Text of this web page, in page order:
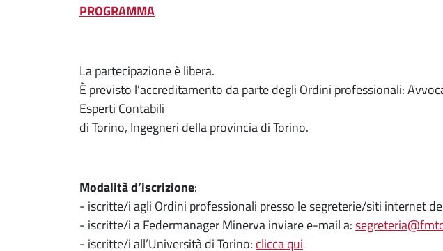
PROGRAMMA
La partecipazione è libera.
È previsto l’accreditamento da parte degli Ordini professionali:
Esperti Contabili
di Torino, Ingegneri della provincia di Torino.
Modalità d’iscrizione:
- iscritte/i agli Ordini professionali presso le segreterie/siti internet
- iscritte/i a Federmanager Minerva inviare e-mail a:
- iscritte/i all’Università di Torino: clicca qui